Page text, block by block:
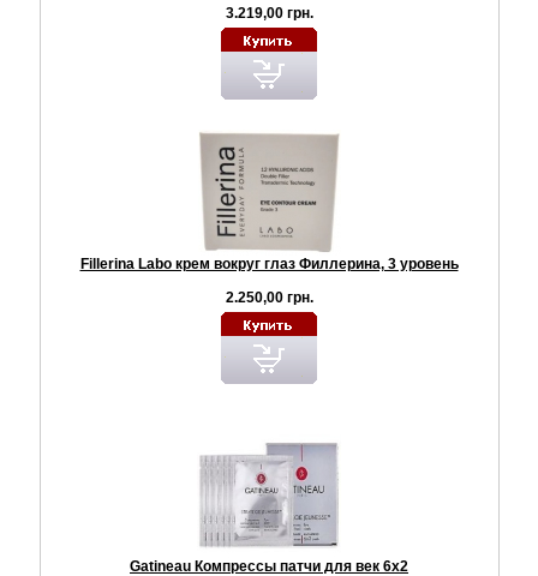
3.219,00 грн.
Fillerina Labo крем вокруг глаз Филлерина, 3 уровень
2.250,00 грн.
Gatineau Компрессы патчи для век 6х2